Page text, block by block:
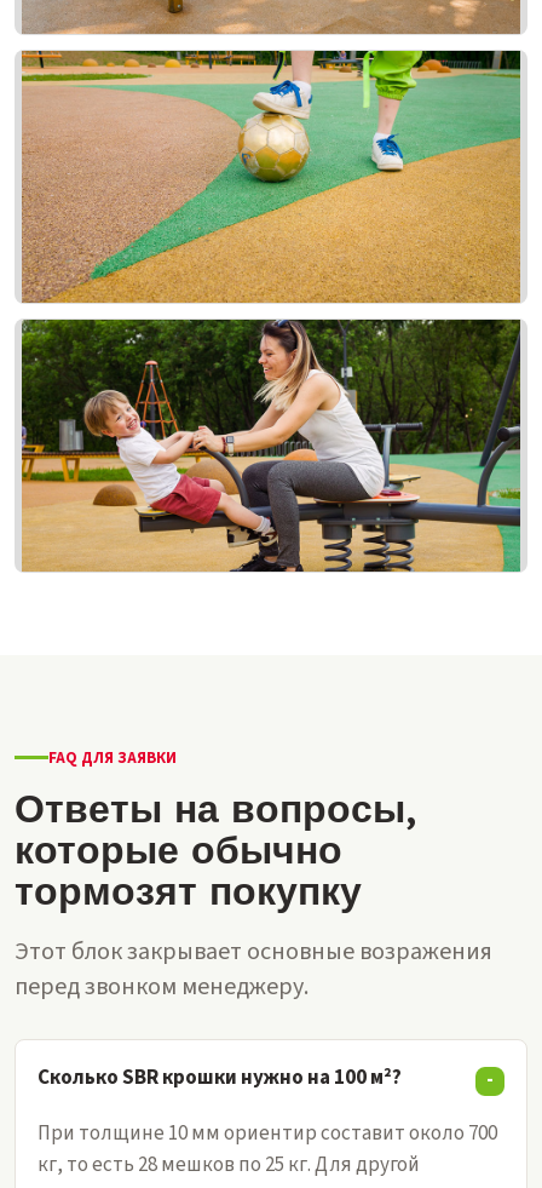
FAQ ДЛЯ ЗАЯВКИ
Ответы на вопросы,
которые обычно
тормозят покупку
Этот блок закрывает основные возражения
перед звонком менеджеру.
Сколько SBR крошки нужно на 100 м²?
При толщине 10 мм ориентир составит около 700
кг, то есть 28 мешков по 25 кг. Для другой